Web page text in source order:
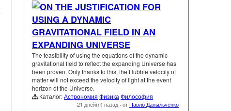
ON THE JUSTIFICATION FOR
USING A DYNAMIC
GRAVITATIONAL FIELD IN AN
EXPANDING UNIVERSE
The feasibility of using the equations of the dynamic
gravitational field to reflect the expanding Universe has
been proven. Only thanks to this, the Hubble velocity of
matter will not exceed the velocity of light at the event
horizon of the Universe.
Каталог:Астрономия Физика Философия
21 дней(я) назад· отПавло Даныльченко